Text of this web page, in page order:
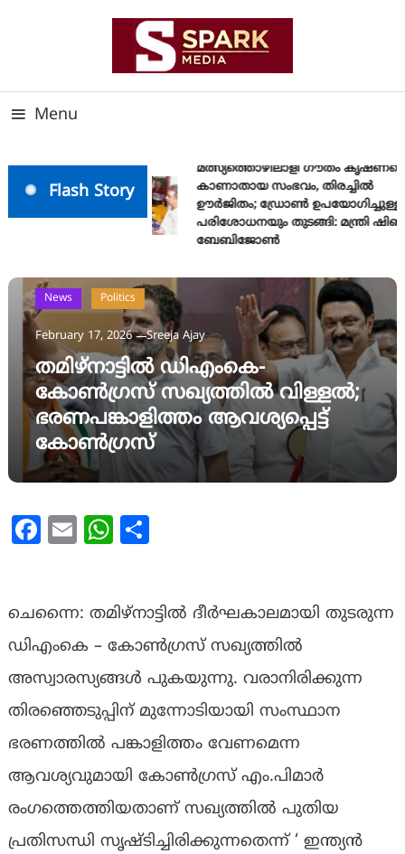
Menu
Flash Story
മത്സ്യത്തൊഴിലാളി ഗൗതം കൃഷ്ണയെ
കാണാതായ സംഭവം, തിരച്ചിൽ
ഊർജിതം; ഡ്രോണ്‍ ഉപയോഗിച്ചുള്ള
പരിശോധനയും തുടങ്ങി: മന്ത്രി ഷിബു
ബേബിജോണ്‍
News Politics
February 17, 2026 Sreeja Ajay
തമിഴ്‌നാട്ടിൽ ഡിഎംകെ-
കോൺഗ്രസ് സഖ്യത്തിൽ വിള്ളൽ;
ഭരണപങ്കാളിത്തം ആവശ്യപ്പെട്ട്
കോൺഗ്രസ്
Facebook
Email WhatsApp
ചെന്നൈ: തമിഴ്‌നാട്ടിൽ ദീർഘകാലമായി തുടരുന്ന
ഡിഎംകെ – കോൺഗ്രസ് സഖ്യത്തിൽ
അസ്വാരസ്യങ്ങൾ പുകയുന്നു. വരാനിരിക്കുന്ന
തിരഞ്ഞെടുപ്പിന് മുന്നോടിയായി സംസ്ഥാന
ഭരണത്തിൽ പങ്കാളിത്തം വേണമെന്ന
ആവശ്യവുമായി കോൺഗ്രസ് എം.പിമാർ
രംഗത്തെത്തിയതാണ് സഖ്യത്തിൽ പുതിയ
പ്രതിസന്ധി സൃഷ്ടിച്ചിരിക്കുന്നതെന്ന് ‘ ഇന്ത്യൻ